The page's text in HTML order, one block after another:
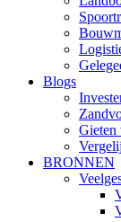
Blogs
Gieten
BRONNEN